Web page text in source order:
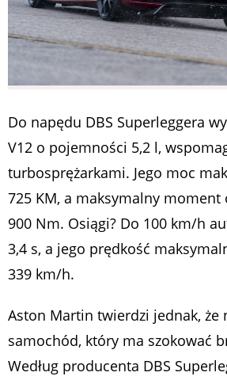
Do napędu DBS Superleggera
V12 o pojemności 5,2 l,
turbosprężarkami. Jego moc
725 KM, a maksymalny
900 Nm. Osiągi? Do 100 km/h
3,4 s, a jego prędkość
339 km/h.
Aston Martin twierdzi jednak, że
samochód, który ma szokować
Według producenta DBS